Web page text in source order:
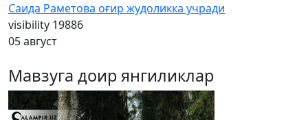
Саида Раметова оғир жудоликка учради
visibility 19886
05 август
Мавзуга доир янгиликлар